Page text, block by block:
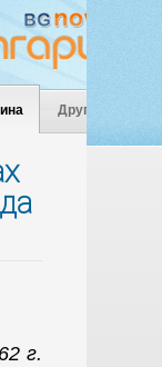
Други
г.